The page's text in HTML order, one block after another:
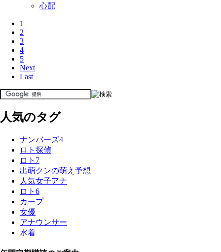
心配
1
2
3
4
5
Next
Last
人気のタグ
ナンバーズ4
ロト探偵
ロト7
出萌クンの萌え予想
人気女子アナ
ロト6
カープ
女優
アナウンサー
水着